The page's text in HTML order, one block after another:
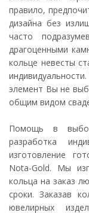
правило,
дизайна без
часто
драгоценными
кольце невесты
элемент Вы не
общим видом
Помощь в
разработка
изготовление
Nota-Gold. Мы
кольца на заказ
сроки. Заказав
ювелирных